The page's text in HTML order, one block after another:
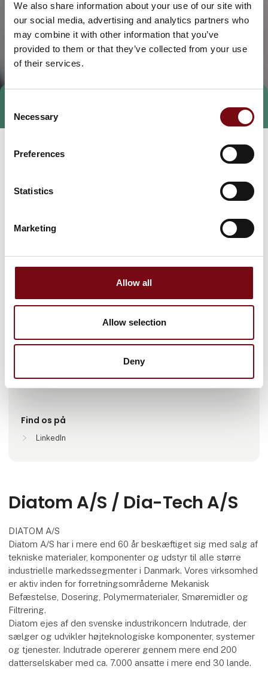
We also share information about your use of our site with
our social media, advertising and analytics partners who
may combine it with other information that you’ve
provided to them or that they’ve collected from your use
of their services.
Selection
Necessary
Preferences
Statistics
Marketing
Allow all
Allow selection
Deny
Gå til hjemmeside
Find os på
LinkedIn
Diatom A/S / Dia-Tech A/S
DIATOM A/S
Diatom A/S har i mere end 60 år beskæftiget sig med salg af
tekniske materialer, komponenter og udstyr til alle større
industrielle markedssegmenter i Danmark. Vores virksomhed
er aktiv inden for forretningsområderne Mekanisk
Befæstelse, Dosering, Polymermaterialer, Smøremidler og
Filtrering.
Diatom ejes af den svenske industrikoncern Indutrade, der
sælger og udvikler højteknologiske komponenter, systemer
og tjenester. Indutrade opererer gennem mere end 200
datterselskaber med ca. 7.000 ansatte i mere end 30 lande.